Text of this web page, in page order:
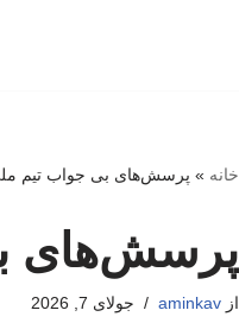
خانه » پرسش‌های بی جواب تیم
پرسش‌های
ازaminkav جولای 7, 2026